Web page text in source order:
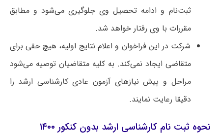
ثبت‌نام و ادامه تحصیل وی جلوگیری می‌شود و مطابق
مقررات با وی رفتار خواهد شد.
شرکت در این فراخوان و اعلام نتایج اولیه، هیچ حقی برای
متقاضی ایجاد نمی‌کند. به کلیه متقاضیان توصیه می‌شود
مراحل و پیش نیازهای آزمون عادی کارشناسی ارشد را
دقیقا رعایت نمایند.
نحوه ثبت نام کارشناسی ارشد بدون کنکور ۱۴۰۰